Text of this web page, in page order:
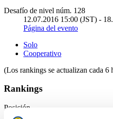
Desafío de nivel núm. 128
12.07.2016 15:00 (JST) -
Página del evento
Solo
Cooperativo
(Los rankings se actualizan cada 6
Rankings
Posición